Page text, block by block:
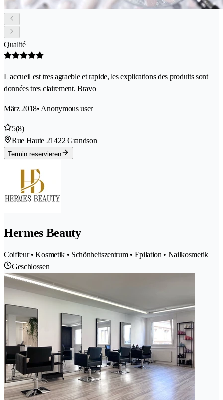
Qualité
L accueil est tres agraeble et rapide, les explications des produits sont
données tres clairement. Bravo
März 2018• Anonymous user
5(8)
Rue Haute 21422 Grandson
Termin reservieren
Hermes Beauty
Coiffeur • Kosmetik • Schönheitszentrum • Epilation • Nailkosmetik
Geschlossen